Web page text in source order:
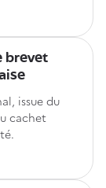
brevet
issue du
cachet